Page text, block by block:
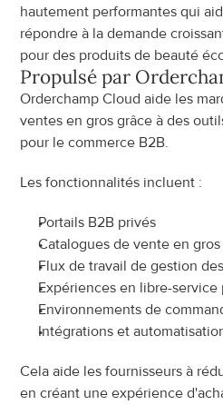
hautement performantes qui
répondre à la demande
pour des produits de beauté
Propulsé par
Orderchamp Cloud aide les
ventes en gros grâce à des
pour le commerce B2B.
Les fonctionnalités incluent :
Portails B2B privés
Catalogues de vente en
Flux de travail de gestion
Expériences en libre-
Environnements de
Intégrations et
Cela aide les fournisseurs à
en créant une expérience